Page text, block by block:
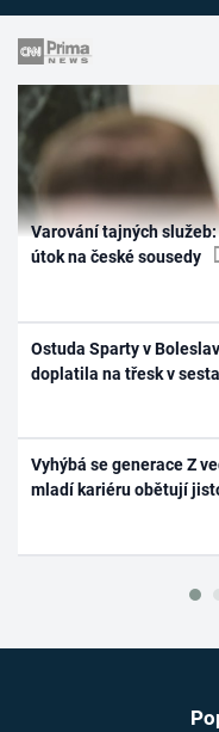
Varování tajných
útok na české sousedy
Ostuda Sparty v
doplatila na třesk v
Vyhýbá se generace Z
mladí kariéru obětují